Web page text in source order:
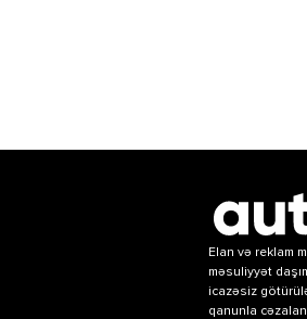
Elan və reklam
məsuliyyət
icazəsiz
qanunla